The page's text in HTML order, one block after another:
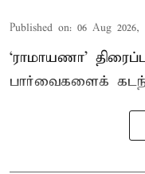
Published on: 06 Aug 2026,
‘ராமாயணா’
பார்வைகளைக்